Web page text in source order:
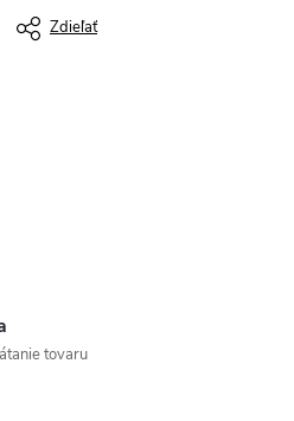
Zdieľať
tovaru